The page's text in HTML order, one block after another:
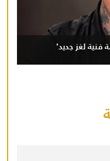
لغز جديد'